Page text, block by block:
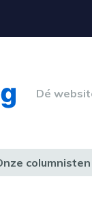
Dé
columnisten